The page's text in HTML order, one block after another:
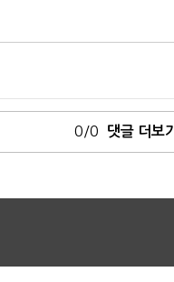
0/0 댓글 더보기